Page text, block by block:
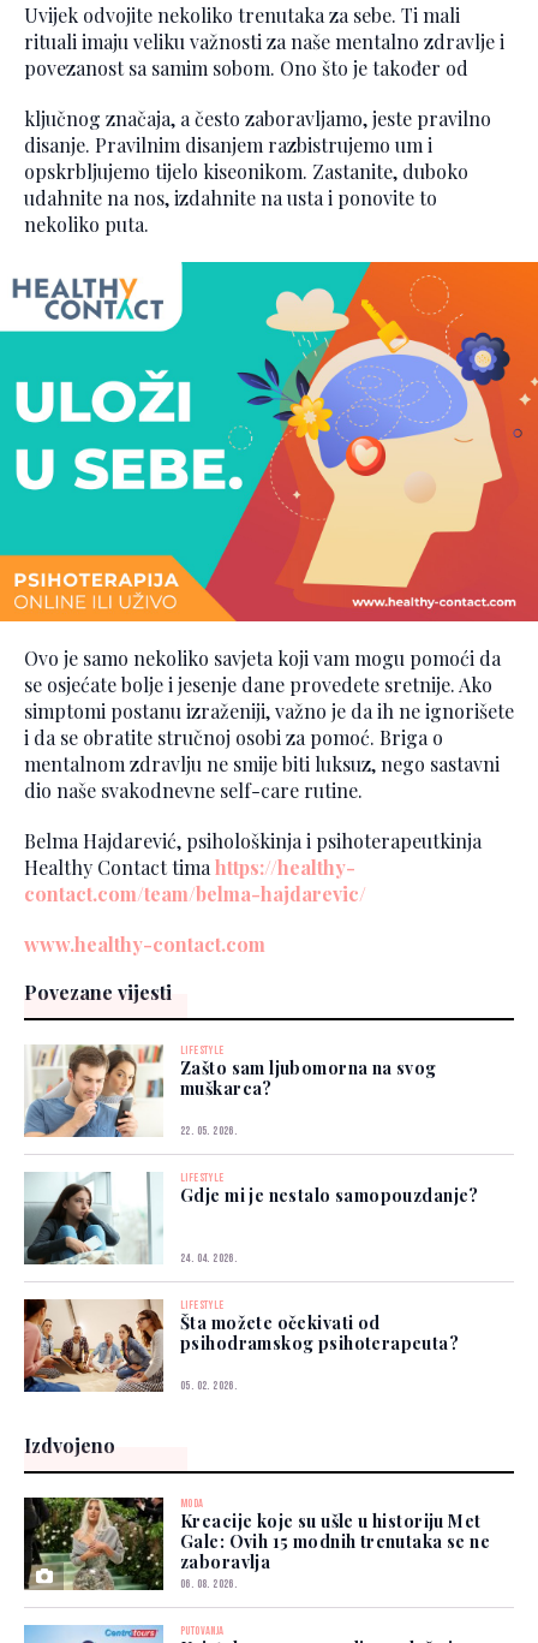
Uvijek odvojite nekoliko trenutaka za sebe. Ti mali
rituali imaju veliku važnosti za naše mentalno zdravlje i
povezanost sa samim sobom. Ono što je također od
ključnog značaja, a često zaboravljamo, jeste pravilno
disanje. Pravilnim disanjem razbistrujemo um i
opskrbljujemo tijelo kiseonikom. Zastanite, duboko
udahnite na nos, izdahnite na usta i ponovite to
nekoliko puta.
Ovo je samo nekoliko savjeta koji vam mogu pomoći da
se osjećate bolje i jesenje dane provedete sretnije. Ako
simptomi postanu izraženiji, važno je da ih ne ignorišete
i da se obratite stručnoj osobi za pomoć. Briga o
mentalnom zdravlju ne smije biti luksuz, nego sastavni
dio naše svakodnevne self-care rutine.
Belma Hajdarević, psihološkinja i psihoterapeutkinja
Healthy Contact tima https://healthy-
contact.com/team/belma-hajdarevic/
www.healthy-contact.com
Povezane vijesti
LIFESTYLE
Zašto sam ljubomorna na svog
muškarca?
22. 05. 2026.
LIFESTYLE
Gdje mi je nestalo samopouzdanje?
24. 04. 2026.
LIFESTYLE
Šta možete očekivati od
psihodramskog psihoterapeuta?
05. 02. 2026.
Izdvojeno
MODA
Kreacije koje su ušle u historiju Met
Gale: Ovih 15 modnih trenutaka se ne
zaboravlja
06. 08. 2026.
PUTOVANJA